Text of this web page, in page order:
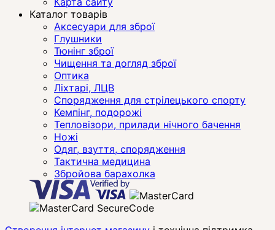
Каталог товарів
Аксесуари для зброї
Глушники
Тюнінг зброї
Чищення та догляд зброї
Оптика
Ліхтарі, ЛЦВ
Спорядження для стрілецького спорту
Кемпінг, подорожі
Тепловізори, прилади нічного бачення
Ножі
Одяг, взуття, спорядження
Тактична медицина
Збройова барахолка